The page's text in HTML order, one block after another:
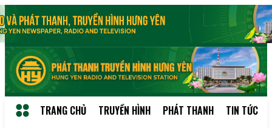
TRANG CHỦ TRUYỀN HÌNH PHÁT THANH TIN TỨC